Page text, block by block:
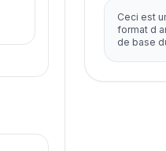
Ceci est
format d
de base